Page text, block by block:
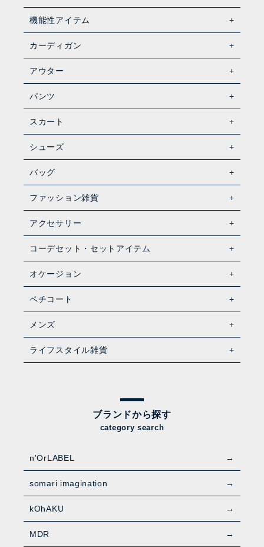
機能性アイテム
カーディガン
アウター
パンツ
スカート
シューズ
バッグ
ファッション雑貨
アクセサリー
コーデセット・セットアイテム
オケージョン
ペチコート
メンズ
ライフスタイル雑貨
ブランドから探す
category search
n'OrLABEL
somari imagination
kOhAKU
MDR